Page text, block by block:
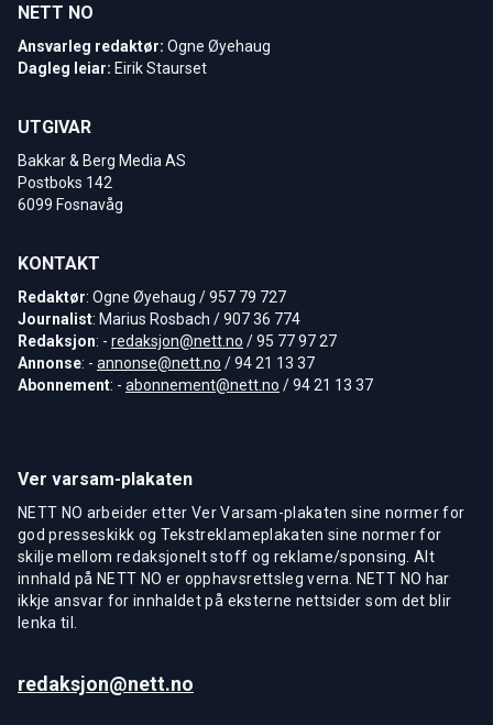
NETT NO
Ansvarleg redaktør: Ogne Øyehaug
Dagleg leiar: Eirik Staurset
UTGIVAR
Bakkar & Berg Media AS
Postboks 142
6099 Fosnavåg
KONTAKT
Redaktør: Ogne Øyehaug / 957 79 727
Journalist: Marius Rosbach / 907 36 774
Redaksjon: - redaksjon@nett.no / 95 77 97 27
Annonse: - annonse@nett.no / 94 21 13 37
Abonnement: - abonnement@nett.no / 94 21 13 37
Ver varsam-plakaten
NETT NO arbeider etter Ver Varsam-plakaten sine normer for
god presseskikk og Tekstreklameplakaten sine normer for
skilje mellom redaksjonelt stoff og reklame/sponsing. Alt
innhald på NETT NO er opphavsrettsleg verna. NETT NO har
ikkje ansvar for innhaldet på eksterne nettsider som det blir
lenka til.
redaksjon@nett.no